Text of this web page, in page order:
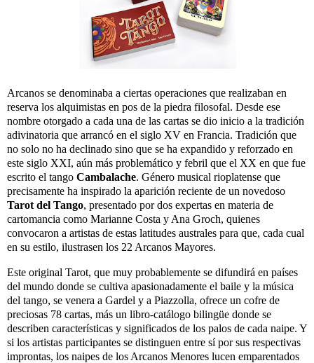
Arcanos se denominaba a ciertas operaciones que realizaban en
reserva los alquimistas en pos de la piedra filosofal. Desde ese
nombre otorgado a cada una de las cartas se dio inicio a la tradición
adivinatoria que arrancó en el siglo XV en Francia. Tradición que
no solo no ha declinado sino que se ha expandido y reforzado en
este siglo XXI, aún más problemático y febril que el XX en que fue
escrito el tango Cambalache. Género musical rioplatense que
precisamente ha inspirado la aparición reciente de un novedoso
Tarot del Tango, presentado por dos expertas en materia de
cartomancia como Marianne Costa y Ana Groch, quienes
convocaron a artistas de estas latitudes australes para que, cada cual
en su estilo, ilustrasen los 22 Arcanos Mayores.
Este original Tarot, que muy probablemente se difundirá en países
del mundo donde se cultiva apasionadamente el baile y la música
del tango, se venera a Gardel y a Piazzolla, ofrece un cofre de
preciosas 78 cartas, más un libro-catálogo bilingüe donde se
describen características y significados de los palos de cada naipe. Y
si los artistas participantes se distinguen entre sí por sus respectivas
improntas, los naipes de los Arcanos Menores lucen emparentados